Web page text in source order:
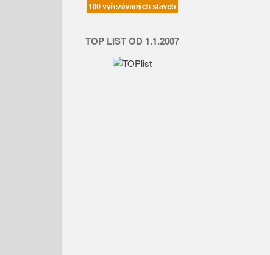
TOP LIST OD 1.1.2007